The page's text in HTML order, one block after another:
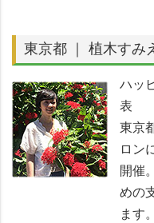
東京都 ｜ 植木すみ
ハッ
表
東京
ロン
開催
めの
ます。